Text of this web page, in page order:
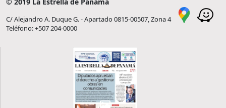
C/ Alejandro A. Duque G. - Apartado 0815-00507, Zona 4
Teléfono: +507 204-0000